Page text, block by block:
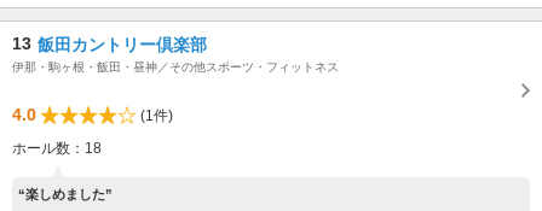
13 飯田カントリー倶楽部
伊那・駒ヶ根・飯田・昼神／その他スポーツ・フィットネス
4.0
(1件)
ホール数：18
“楽しめました”